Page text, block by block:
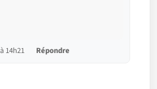
14h21 Répondre